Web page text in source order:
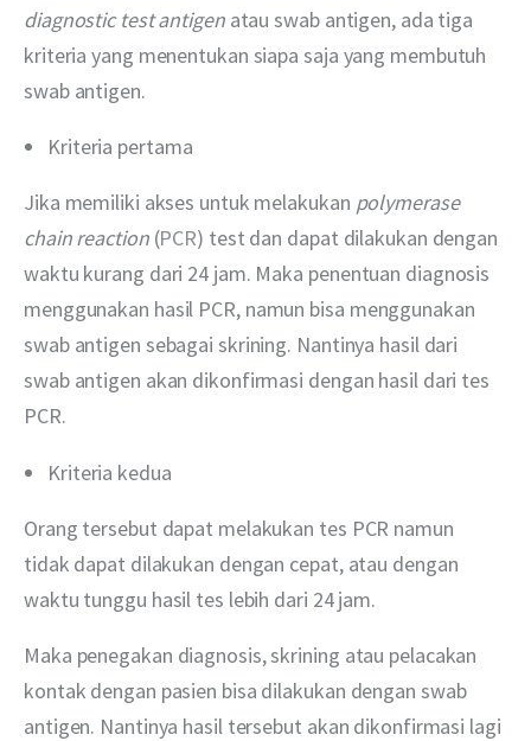
diagnostic test antigen atau swab antigen, ada tiga
kriteria yang menentukan siapa saja yang membutuh
swab antigen.
Kriteria pertama
Jika memiliki akses untuk melakukan polymerase
chain reaction (PCR) test dan dapat dilakukan dengan
waktu kurang dari 24 jam. Maka penentuan diagnosis
menggunakan hasil PCR, namun bisa menggunakan
swab antigen sebagai skrining. Nantinya hasil dari
swab antigen akan dikonfirmasi dengan hasil dari tes
PCR.
Kriteria kedua
Orang tersebut dapat melakukan tes PCR namun
tidak dapat dilakukan dengan cepat, atau dengan
waktu tunggu hasil tes lebih dari 24 jam.
Maka penegakan diagnosis, skrining atau pelacakan
kontak dengan pasien bisa dilakukan dengan swab
antigen. Nantinya hasil tersebut akan dikonfirmasi lagi